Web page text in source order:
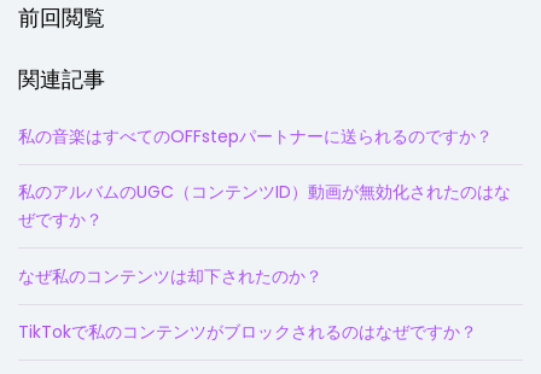
前回閲覧
関連記事
私の音楽はすべてのOFFstepパートナーに送られるのですか？
私のアルバムのUGC（コンテンツID）動画が無効化されたのはな
ぜですか？
なぜ私のコンテンツは却下されたのか？
TikTokで私のコンテンツがブロックされるのはなぜですか？